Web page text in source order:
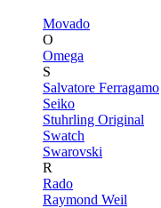
Movado
O
Omega
S
Salvatore Ferragamo
Seiko
Stuhrling Original
Swatch
Swarovski
R
Rado
Raymond Weil